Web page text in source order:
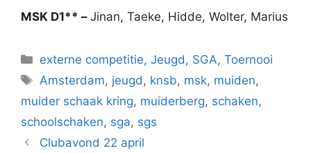
MSK D1** – Jinan, Taeke, Hidde, Wolter, Marius
Categorieën
externe competitie,Jeugd , SGA,Toernooi
Tags
Amsterdam, jeugd , knsb, msk, muiden,
muider schaak kring, muiderberg, schaken,
schoolschaken, sga, sgs
Clubavond 22 april